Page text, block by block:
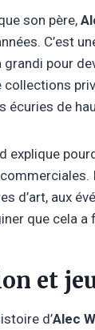
son père,
C’est
grandi pour
collections
écuries de
explique
d’art, aux
que cela a
et
d’Alec